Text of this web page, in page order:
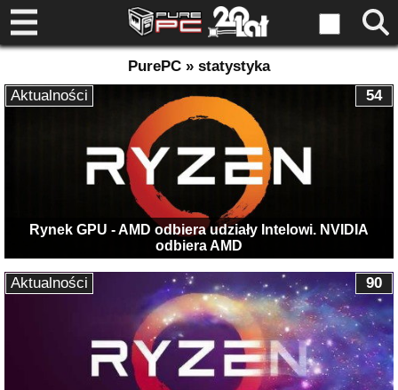
PurePC » statystyka
Rynek GPU - AMD odbiera udziały Intelowi. NVIDIA
odbiera AMD
54
Aktualności
90
Aktualności